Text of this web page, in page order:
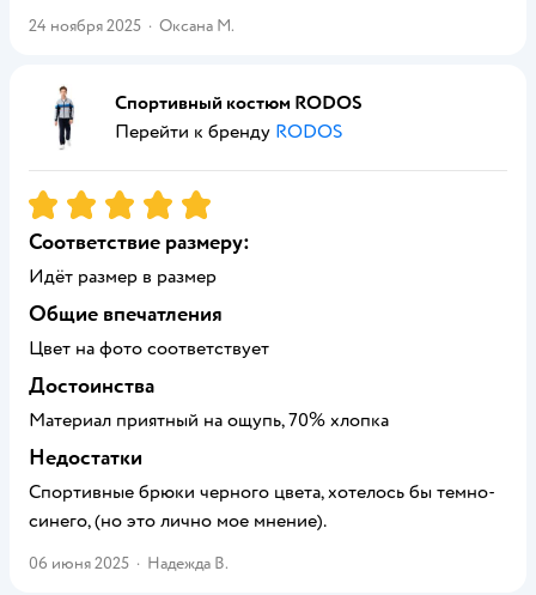
24 ноября 2025 · Оксана М.
Спортивный костюм RODOS
Перейти к бренду RODOS
Рейтинг:5
Соответствие размеру:
Идёт размер в размер
Общие впечатления
Цвет на фото соответствует
Достоинства
Материал приятный на ощупь, 70% хлопка
Недостатки
Спортивные брюки черного цвета, хотелось бы темно-
синего, (но это лично мое мнение).
06 июня 2025 · Надежда В.